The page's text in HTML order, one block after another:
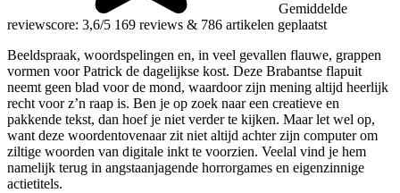
Gemiddelde
reviewscore: 3,6/5 169 reviews & 786 artikelen geplaatst
Beeldspraak, woordspelingen en, in veel gevallen flauwe, grappen
vormen voor Patrick de dagelijkse kost. Deze Brabantse flapuit
neemt geen blad voor de mond, waardoor zijn mening altijd heerlijk
recht voor z’n raap is. Ben je op zoek naar een creatieve en
pakkende tekst, dan hoef je niet verder te kijken. Maar let wel op,
want deze woordentovenaar zit niet altijd achter zijn computer om
ziltige woorden van digitale inkt te voorzien. Veelal vind je hem
namelijk terug in angstaanjagende horrorgames en eigenzinnige
actietitels.